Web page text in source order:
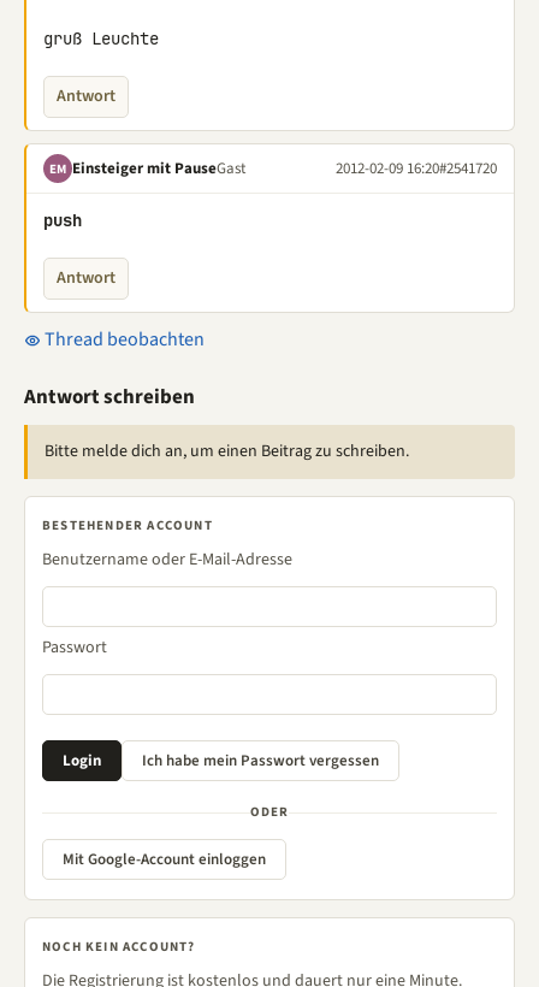
gruß Leuchte
Antwort
EM Einsteiger mit PauseGast 2012-02-09 16:20#2541720
push
Antwort
Thread beobachten
Antwort schreiben
Bitte melde dich an, um einen Beitrag zu schreiben.
BESTEHENDER ACCOUNT
Benutzername oder E-Mail-Adresse
Passwort
ODER
Mit Google-Account einloggen
NOCH KEIN ACCOUNT?
Die Registrierung ist kostenlos und dauert nur eine Minute.